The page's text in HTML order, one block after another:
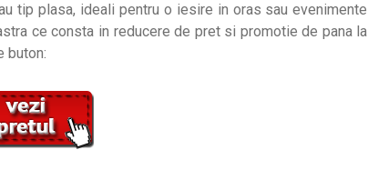
tip plasa, ideali pentru o iesire in oras sau evenimente
ce consta in reducere de pret si promotie de pana la
buton: